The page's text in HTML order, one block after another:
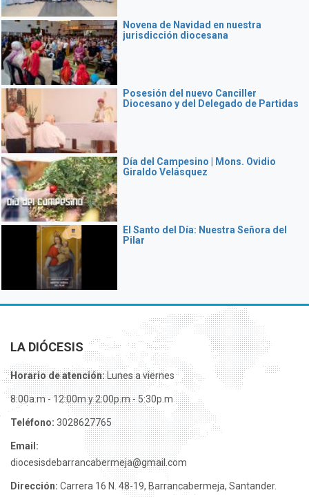
Novena de Navidad en nuestra
jurisdicción diocesana
Posesión del nuevo Canciller
Diocesano y del Delegado de Partidas
Día del Campesino | Mons. Ovidio
Giraldo Velásquez
El Santo del Día: Nuestra Señora del
Pilar
LA DIÓCESIS
Horario de atención:Lunes a viernes
8:00a.m - 12:00m y 2:00p.m - 5:30p.m
Teléfono: 3028627765
Email:
diocesisdebarrancabermeja@gmail.com
Dirección: Carrera 16 N. 48-19, Barrancabermeja, Santander.